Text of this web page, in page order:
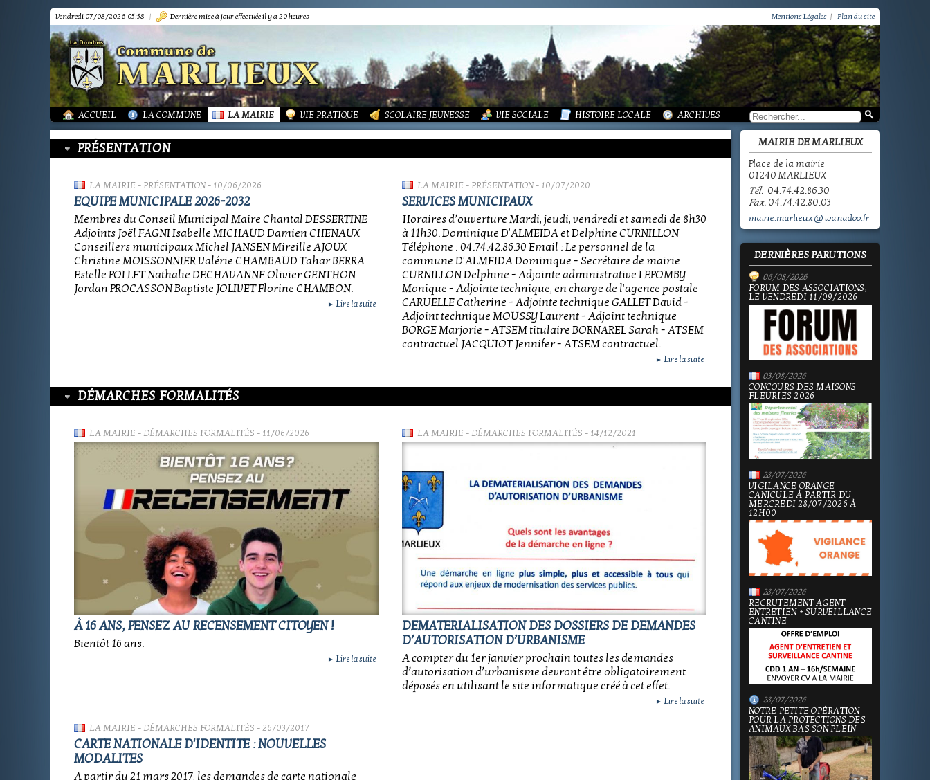
Vendredi 07/08/2026 05:58 | Dernière mise à jour effectuée il y a 20 heures Mentions Légales | Plan du site
ACCUEIL LA COMMUNE LA MAIRIE VIE PRATIQUE SCOLAIRE JEUNESSE VIE SOCIALE HISTOIRE LOCALE ARCHIVES
PRÉSENTATION
LA MAIRIE- PRÉSENTATION- 10/06/2026
EQUIPE MUNICIPALE 2026-2032
Membres du Conseil Municipal Maire Chantal DESSERTINE
Adjoints Joël FAGNI Isabelle MICHAUD Damien CHENAUX
Conseillers municipaux Michel JANSEN Mireille AJOUX
Christine MOISSONNIER Valérie CHAMBAUD Tahar BERRA
Estelle POLLET Nathalie DECHAVANNE Olivier GENTHON
Jordan PROCASSON Baptiste JOLIVET Florine CHAMBON.
► Lire la suite
LA MAIRIE- PRÉSENTATION- 10/07/2020
SERVICES MUNICIPAUX
Horaires d’ouverture Mardi, jeudi, vendredi et samedi de 8h30
à 11h30. Dominique D'ALMEIDA et Delphine CURNILLON
Téléphone : 04.74.42.86.30 Email : Le personnel de la
commune D'ALMEIDA Dominique - Secrétaire de mairie
CURNILLON Delphine - Adjointe administrative LEPOMBY
Monique - Adjointe technique, en charge de l'agence postale
CARUELLE Catherine - Adjointe technique GALLET David -
Adjoint technique MOUSSY Laurent - Adjoint technique
BORGE Marjorie - ATSEM titulaire BORNAREL Sarah - ATSEM
contractuel JACQUIOT Jennifer - ATSEM contractuel.
► Lire la suite
DÉMARCHES FORMALITÉS
LA MAIRIE- DÉMARCHES FORMALITÉS - 11/06/2026
À 16 ANS, PENSEZ AU RECENSEMENT CITOYEN !
Bientôt 16 ans.
► Lire la suite
LA MAIRIE- DÉMARCHES FORMALITÉS - 14/12/2021
DEMATERIALISATION DES DOSSIERS DE DEMANDES
D’AUTORISATION D’URBANISME
A compter du 1er janvier prochain toutes les demandes
d’autorisation d’urbanisme devront être obligatoirement
déposés en utilisant le site informatique créé à cet effet.
► Lire la suite
LA MAIRIE- DÉMARCHES FORMALITÉS - 26/03/2017
CARTE NATIONALE D'IDENTITE : NOUVELLES
MODALITES
A partir du 21 mars 2017, les demandes de carte nationale
MAIRIE DE MARLIEUX
Place de la mairie
01240 MARLIEUX
Tél. 04.74.42.86.30
Fax. 04.74.42.80.03
mairie.marlieux@wanadoo.fr
DERNIÈRES PARUTIONS
06/08/2026
FORUM DES ASSOCIATIONS,
LE VENDREDI 11/09/2026
03/08/2026
CONCOURS DES MAISONS
FLEURIES 2026
28/07/2026
VIGILANCE ORANGE
CANICULE À PARTIR DU
MERCREDI 28/07/2026 À
12H00
28/07/2026
RECRUTEMENT AGENT
ENTRETIEN + SURVEILLANCE
CANTINE
28/07/2026
NOTRE PETITE OPÉRATION
POUR LA PROTECTIONS DES
ANIMAUX BAS SON PLEIN
PRÉSENTATION
TOURISME-COMMERCES-ARTISANS
MARPA LE RENON
VIE LOCALE
ACTUALITÉS
BIBLIOTHÈQUE
PLAN LOCAL URBANISME (PLU)
LES ANNONCES DE LA MAIRIE
PUBLICATIONS
ORDURES MÉNAGÈRES ET ASSAINISSEMENT
ASSOCIATIONS
LA VIE DES ASSOCIATIONS
GROUPEMENT PAROISSIAL
ECOLE PUBLIQUE - INFORMATIONS
PÔLE ENFANCE
ECOLE PRIVÉE
ACTION SOCIALE
LA PETITE HISTOIRE DE MARLIEUX
PHOTOS DE MARLIEUX
SCOLAIRE JEUNESSE / INFORMATIONS
SCOLAIRE JEUNESSE / ECOLE PUBLIQUE - INFORMATIONS
SCOLAIRE JEUNESSE / PÔLE ENFANCE
SCOLAIRE JEUNESSE / ECOLE PRIVÉE
VIE SOCIALE / ACTION SOCIALE
/ ECOLE PUBLIQUE - INFORMATIONS
/ LA VIE DES ASSOCIATIONS
/ VIE LOCALE